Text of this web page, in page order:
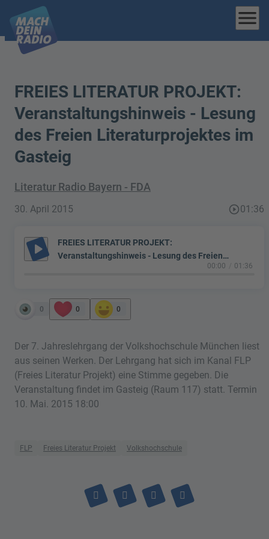
menu
FREIES LITERATUR PROJEKT:
Veranstaltungshinweis - Lesung
des Freien Literaturprojektes im
Gasteig
Literatur Radio Bayern - FDA
30. April 2015 play_circle_outline01:36
play_arrow
FREIES LITERATUR PROJEKT:
Veranstaltungshinweis - Lesung des Freien
00:00 01:36
0 0 0
Der 7. Jahreslehrgang der Volkshochschule München liest
aus seinen Werken. Der Lehrgang hat sich im Kanal FLP
(Freies Literatur Projekt) eine Stimme gegeben. Die
Veranstaltung findet im Gasteig (Raum 117) statt. Termin
10. Mai. 2015 18:00
FLP Freies Literatur Projekt Volkshochschule